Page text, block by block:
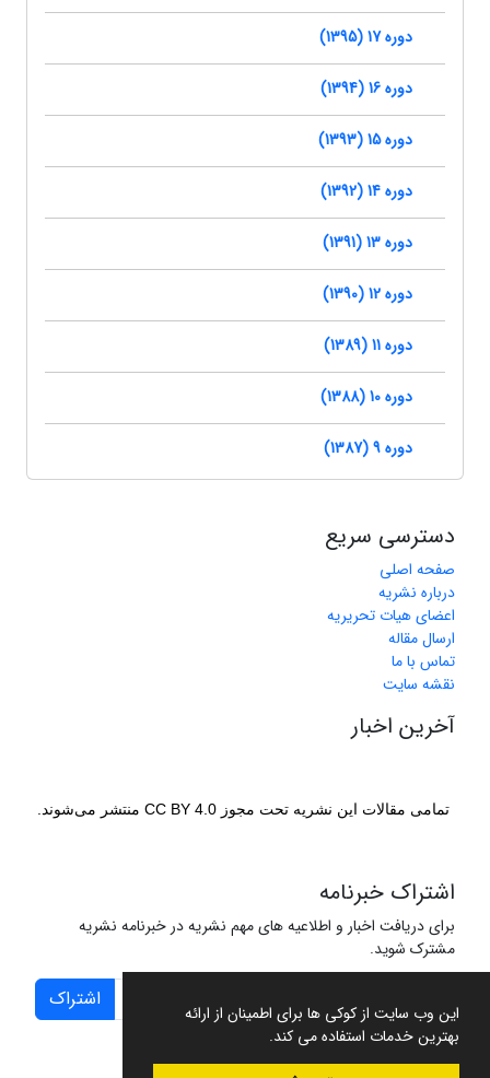
این وب سایت از کوکی ها برای اطمینان از ارائه
بهترین خدمات استفاده می کند.
دوره 17 (1395)
دوره 16 (1394)
دوره 15 (1393)
دوره 14 (1392)
دوره 13 (1391)
دوره 12 (1390)
دوره 11 (1389)
دوره 10 (1388)
دوره 9 (1387)
دسترسی سریع
صفحه اصلی
درباره نشریه
اعضای هیات تحریریه
ارسال مقاله
تماس با ما
نقشه سایت
آخرین اخبار
تمامی مقالات این نشریه تحت مجوز CC BY 4.0 منتشر می‌شوند.
اشتراک خبرنامه
برای دریافت اخبار و اطلاعیه های مهم نشریه در خبرنامه نشریه
مشترک شوید.
اشتراک